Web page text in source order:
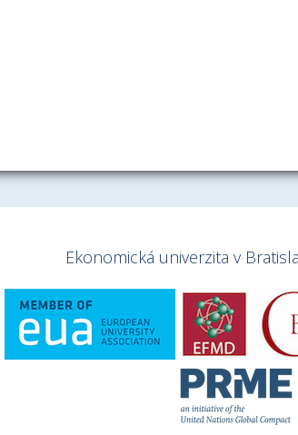
Ekonomická univerzita v